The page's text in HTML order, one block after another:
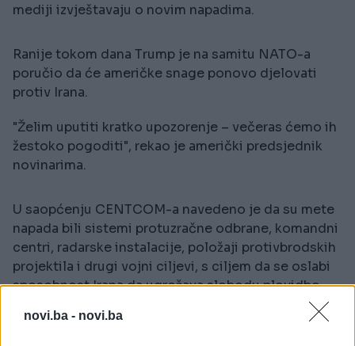
novi.ba - novi.ba
mediji izvještavaju o novim napadima.
Ranije tokom dana Trump je na samitu NATO-a
poručio da će američke snage ponovo djelovati
protiv Irana.
"Želim uputiti kratko upozorenje – večeras ćemo ih
žestoko pogoditi", rekao je američki predsjednik
novinarima.
U saopćenju CENTCOM-a navedeno je da su mete
napada bili sistemi protuzračne odbrane, komandni
centri, radarske instalacije, položaji protivbrodskih
projektila i drugi vojni ciljevi, s ciljem da se oslabi
sposobnost Irana da ugrožava slobodu plovidbe